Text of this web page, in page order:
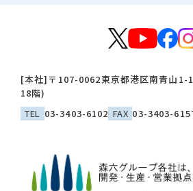
[本社] 〒107-0062東京都港区南青山1-
18階)
TEL
03-3403-6102 FAX 03-3403-